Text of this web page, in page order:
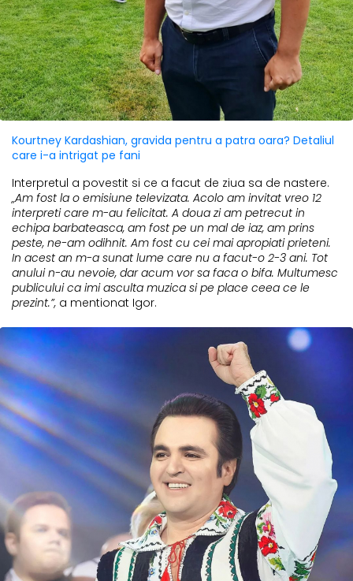
Kourtney Kardashian, gravida pentru a patra oara? Detaliul
care i-a intrigat pe fani
Interpretul a povestit si ce a facut de ziua sa de nastere.
„Am fost la o emisiune televizata. Acolo am invitat vreo 12
interpreti care m-au felicitat. A doua zi am petrecut in
echipa barbateasca, am fost pe un mal de iaz, am prins
peste, ne-am odihnit. Am fost cu cei mai apropiati prieteni.
In acest an m-a sunat lume care nu a facut-o 2-3 ani. Tot
anului n-au nevoie, dar acum vor sa faca o bifa. Multumesc
publicului ca imi asculta muzica si pe place ceea ce le
prezint.”, a mentionat Igor.